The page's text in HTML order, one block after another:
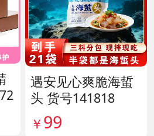
遇安见心爽脆海蜇
头 货号141818
￥ 99